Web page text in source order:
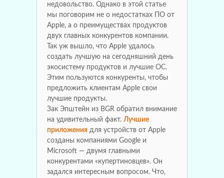
недовольство. Однако в этой статье
мы поговорим не о недостатках ПО от
Apple, а о преимуществах продуктов
двух главных конкурентов компании.
Так уж вышло, что Apple удалось
создать лучшую на сегодняшний день
экосистему продуктов и лучшие ОС.
Этим пользуются конкуренты, чтобы
предложить клиентам Apple свои
лучшие продукты.
Зак Эпштейн из BGR обратил внимание
на удивительный факт. Лучшие
приложения для устройств от Apple
созданы компаниями Google и
Microsoft — двумя главными
конкурентами «купертиновцев». Он
задался интересным вопросом. Что,